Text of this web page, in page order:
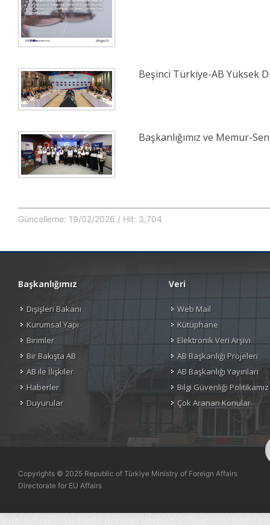
Beşinci Türkiye-AB Yüksek
Başkanlığımız ve Memur-
Güncelleme: 19/02/2026 / Hit: 3,704
Başkanlığımız
Dışişleri Bakanı
Kurumsal Yapı
Birimler
Bir Bakışta AB
AB ile İlişkiler
Haberler
Duyurular
Veri
Web Mail
Kütüphane
Elektronik Veri Arşivi
AB Başkanlığı Projeleri
AB Başkanlığı Yayınları
Bilgi Güvenliği Politikamız
Çok Aranan Konular
Copyrights © 2025 Republic of Türkiye Ministry of Foreign Affairs
Directorate for EU Affairs